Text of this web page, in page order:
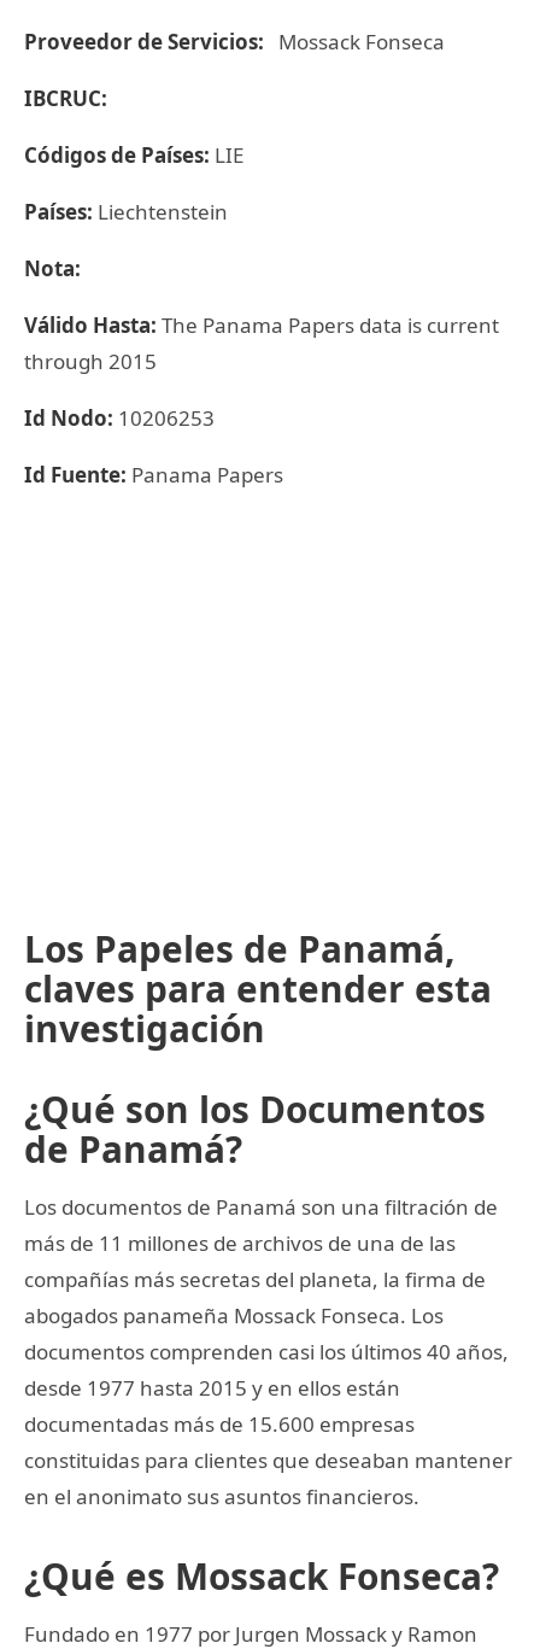
Proveedor de Servicios: Mossack Fonseca
IBCRUC:
Códigos de Países: LIE
Países: Liechtenstein
Nota:
Válido Hasta: The Panama Papers data is current
through 2015
Id Nodo: 10206253
Id Fuente: Panama Papers
Los Papeles de Panamá,
claves para entender esta
investigación
¿Qué son los Documentos
de Panamá?
Los documentos de Panamá son una filtración de
más de 11 millones de archivos de una de las
compañías más secretas del planeta, la firma de
abogados panameña Mossack Fonseca. Los
documentos comprenden casi los últimos 40 años,
desde 1977 hasta 2015 y en ellos están
documentadas más de 15.600 empresas
constituidas para clientes que deseaban mantener
en el anonimato sus asuntos financieros.
¿Qué es Mossack Fonseca?
Fundado en 1977 por Jurgen Mossack y Ramon